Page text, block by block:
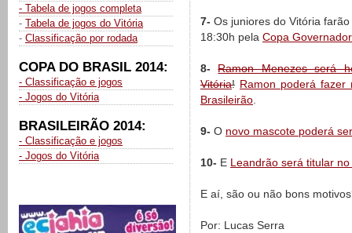
- Tabela de jogos completa
- Tabela de jogos do Vitória
- Classificação por rodada
COPA DO BRASIL 2014:
- Classificação e jogos
- Jogos do Vitória
BRASILEIRÃO 2014:
- Classificação e jogos
- Jogos do Vitória
7- Os juniores do Vitória
18:30h pela Copa
8-
Ramon Menezes será
Vitória! Ramon poderá
Brasileirão.
9- O novo mascote poderá
10- E Leandrão será titular
E aí, são ou não bons
Por: Lucas Serra